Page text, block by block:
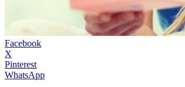
Facebook
X
Pinterest
WhatsApp